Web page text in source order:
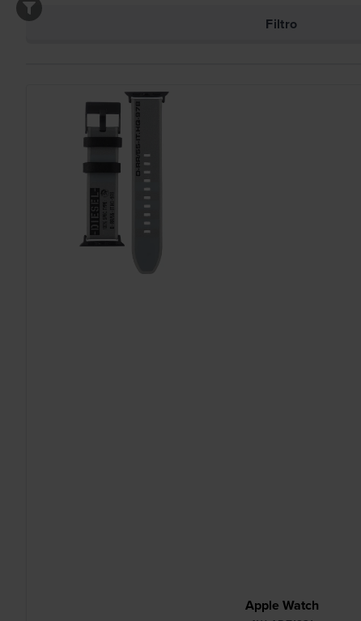
Filtro
Apple Watch